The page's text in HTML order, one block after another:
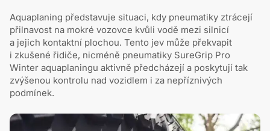
Aquaplaning představuje situaci, kdy pneumatiky ztrácejí
přilnavost na mokré vozovce kvůli vodě mezi silnicí
a jejich kontaktní plochou. Tento jev může překvapit
i zkušené řidiče, nicméně pneumatiky SureGrip Pro
Winter aquaplaningu aktivně předcházejí a poskytují tak
zvýšenou kontrolu nad vozidlem i za nepříznivých
podmínek.